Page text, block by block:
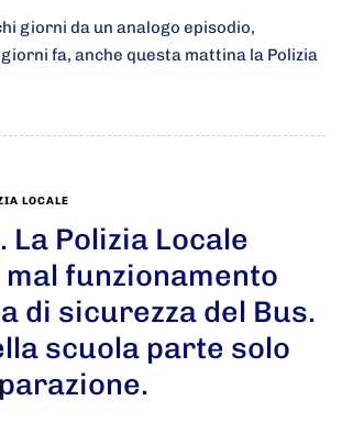
giorni da un analogo episodio,
fa, anche questa mattina la Polizia
LOCALE
La Polizia Locale
funzionamento
di sicurezza del Bus.
scuola parte solo